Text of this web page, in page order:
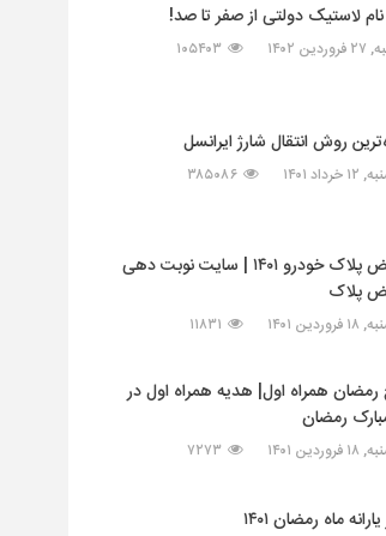
لاستیک دولتی از صفر تا صد!
۱۴۰۲ ۱۰۵۴۰۳
روش انتقال شارژ ایرانسل
۱۴۰۱ ۳۸۵۰۸۶
تعویض پلاک خودرو ۱۴۰۱ | سایت نوبت دهی
پلاک
۱۴۰۱ ۱۱۸۳۱
همراه اول| هدیه همراه اول در
رمضان
۱۴۰۱ ۷۲۷۳
ماه رمضان ۱۴۰۱